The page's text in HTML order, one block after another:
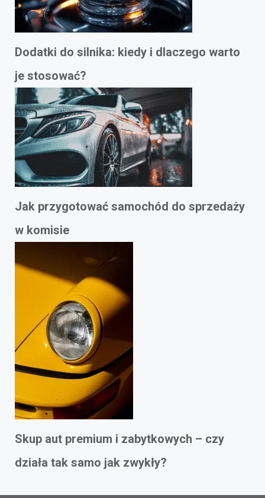
Dodatki do silnika: kiedy i dlaczego warto
je stosować?
Jak przygotować samochód do sprzedaży
w komisie
Skup aut premium i zabytkowych – czy
działa tak samo jak zwykły?